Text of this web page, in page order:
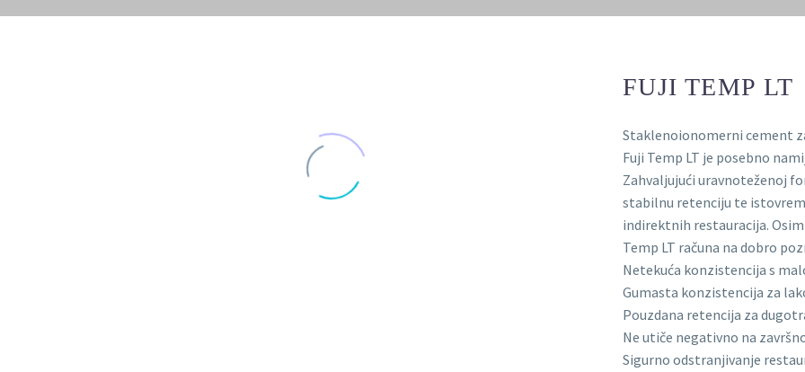
FUJI TEMP LT
Staklenoionomerni cement
Fuji Temp LT je posebno
Zahvaljujući uravnoteženoj
stabilnu retenciju te
indirektnih restauracija.
Temp LT računa na dobro
Netekuća konzistencija s
Gumasta konzistencija za
Pouzdana retencija za
Ne utiče negativno na
Sigurno odstranjivanje